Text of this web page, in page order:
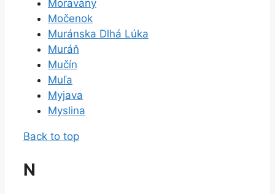
Moravany
Močenok
Muránska Dlhá Lúka
Muráň
Mučín
Muľa
Myjava
Myslina
Back to top
N